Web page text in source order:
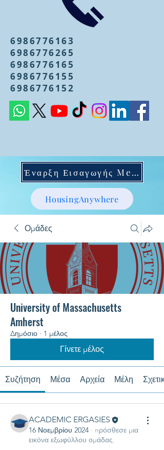
6986776163
6986776265
6986776165
6986776155
6986776152
Έναρξη Εισαγωγής Mentoring
HousingAnywhere
Ομάδες
University of Massachusetts
Amherst
Δημόσιο · 1 μέλος
Γίνετε μέλος
Συζήτηση Μέσα Αρχεία Μέλη
ACADEMIC ERGASIES
16 Νοεμβρίου 2024 · πρόσθεσε μια
εικόνα εξωφύλλου ομάδας.